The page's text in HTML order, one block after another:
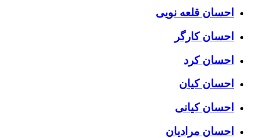
احسان قلعه نویی
احسان کارگر
احسان کرد
احسان کیان
احسان کیانی
احسان مرادیان